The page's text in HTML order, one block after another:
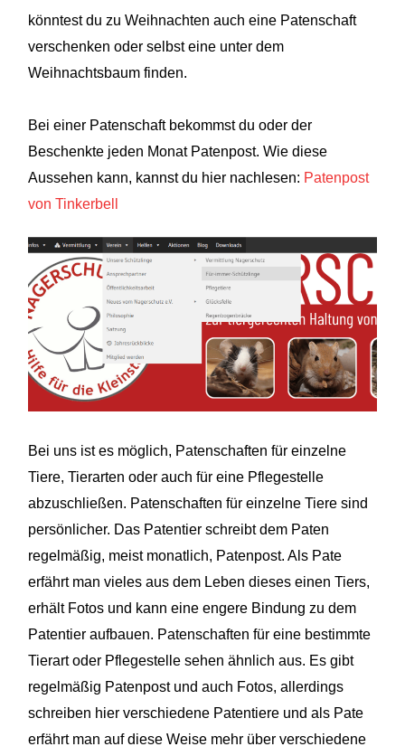
könntest du zu Weihnachten auch eine Patenschaft
verschenken oder selbst eine unter dem
Weihnachtsbaum finden.
Bei einer Patenschaft bekommst du oder der
Beschenkte jeden Monat Patenpost. Wie diese
Aussehen kann, kannst du hier nachlesen: Patenpost
von Tinkerbell
Bei uns ist es möglich, Patenschaften für einzelne
Tiere, Tierarten oder auch für eine Pflegestelle
abzuschließen. Patenschaften für einzelne Tiere sind
persönlicher. Das Patentier schreibt dem Paten
regelmäßig, meist monatlich, Patenpost. Als Pate
erfährt man vieles aus dem Leben dieses einen Tiers,
erhält Fotos und kann eine engere Bindung zu dem
Patentier aufbauen. Patenschaften für eine bestimmte
Tierart oder Pflegestelle sehen ähnlich aus. Es gibt
regelmäßig Patenpost und auch Fotos, allerdings
schreiben hier verschiedene Patentiere und als Pate
erfährt man auf diese Weise mehr über verschiedene